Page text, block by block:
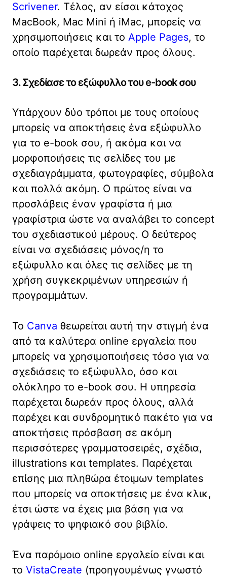
Scrivener. Τέλος, αν είσαι κάτοχος
MacBook, Mac Mini ή iMac, μπορείς να
χρησιμοποιήσεις και το Apple Pages, το
οποίο παρέχεται δωρεάν προς όλους.
3. Σχεδίασε το εξώφυλλο του e-book σου
Υπάρχουν δύο τρόποι με τους οποίους
μπορείς να αποκτήσεις ένα εξώφυλλο
για το e-book σου, ή ακόμα και να
μορφοποιήσεις τις σελίδες του με
σχεδιαγράμματα, φωτογραφίες, σύμβολα
και πολλά ακόμη. Ο πρώτος είναι να
προσλάβεις έναν γραφίστα ή μια
γραφίστρια ώστε να αναλάβει το concept
του σχεδιαστικού μέρους. Ο δεύτερος
είναι να σχεδιάσεις μόνος/η το
εξώφυλλο και όλες τις σελίδες με τη
χρήση συγκεκριμένων υπηρεσιών ή
προγραμμάτων.
Το Canva θεωρείται αυτή την στιγμή ένα
από τα καλύτερα online εργαλεία που
μπορείς να χρησιμοποιήσεις τόσο για να
σχεδιάσεις το εξώφυλλο, όσο και
ολόκληρο το e-book σου. Η υπηρεσία
παρέχεται δωρεάν προς όλους, αλλά
παρέχει και συνδρομητικό πακέτο για να
αποκτήσεις πρόσβαση σε ακόμη
περισσότερες γραμματοσειρές, σχέδια,
illustrations και templates. Παρέχεται
επίσης μια πληθώρα έτοιμων templates
που μπορείς να αποκτήσεις με ένα κλικ,
έτσι ώστε να έχεις μια βάση για να
γράψεις το ψηφιακό σου βιβλίο.
Ένα παρόμοιο online εργαλείο είναι και
το VistaCreate (προηγουμένως γνωστό